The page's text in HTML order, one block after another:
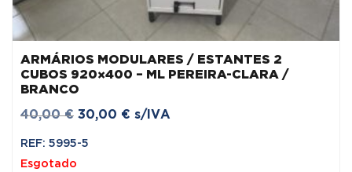
ARMÁRIOS MODULARES / ESTANTES 2
CUBOS 920×400 – ML PEREIRA-CLARA /
BRANCO
40,00€ O
30,00 € O
s/IVA
REF: 5995-5
Esgotado